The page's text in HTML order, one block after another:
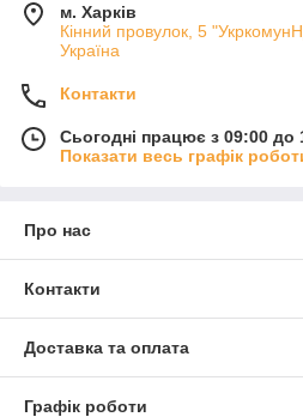
м. Харків
Кінний провулок, 5
Україна
Контакти
Сьогодні працює з 09:00 до
Показати весь графік
Про нас
Контакти
Доставка та оплата
Графік роботи